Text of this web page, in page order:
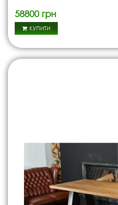
58800 грн
КУПИТИ